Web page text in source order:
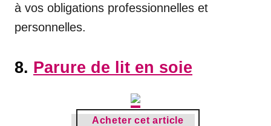
à vos obligations professionnelles et
personnelles.
8. Parure de lit en soie
Acheter cet article